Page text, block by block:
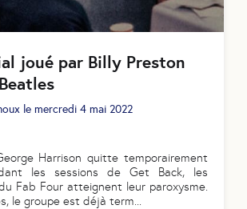
joué par Billy Preston
lemercredi 4 mai 2022
Harrison quitte temporairement
les sessions de Get Back, les
Fab Four atteignent leur paroxysme.
le groupe est déjà term